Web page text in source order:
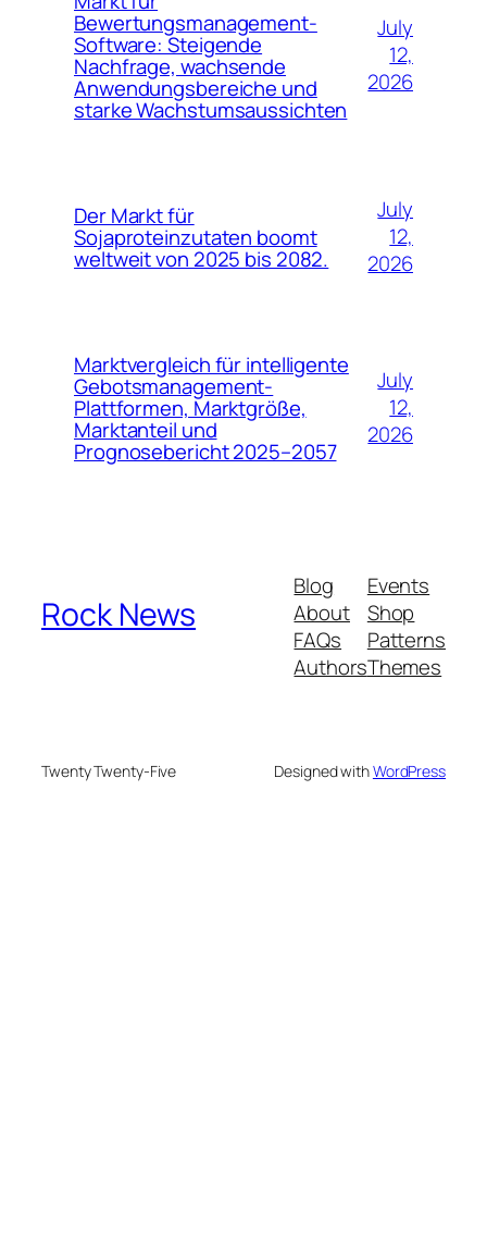
Bewertungsmanagement-
Software: Steigende
Nachfrage, wachsende
Anwendungsbereiche und
starke Wachstumsaussichten
July
12,
2026
Der Markt für
Sojaproteinzutaten boomt
weltweit von 2025 bis 2082.
July
12,
2026
Marktvergleich für intelligente
Gebotsmanagement-
Plattformen, Marktgröße,
Marktanteil und
Prognosebericht 2025–2057
July
12,
2026
Rock News
Blog
About
FAQs
Authors
Events
Shop
Patterns
Themes
Twenty Twenty-Five Designed withWordPress